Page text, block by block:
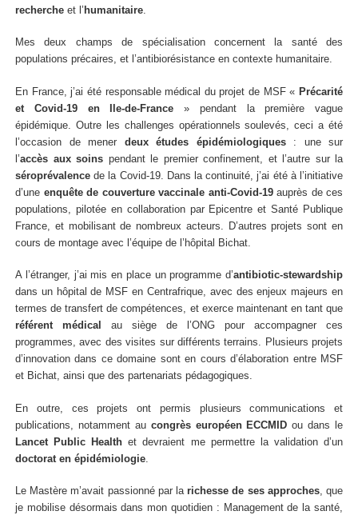
recherche et l’humanitaire
Mes deux champs de spécialisation concernent la santé des
populations précaires, et l’antibiorésistance en contexte humanitaire.
En France, j’ai été responsable médical du projet de MSF « Précarité
et Covid-19 en Ile-de-France » pendant la première vague
épidémique. Outre les challenges opérationnels soulevés, ceci a été
l’occasion de mener deux études épidémiologiques: une sur
l’accès aux soins pendant le premier confinement, et l’autre sur la
séroprévalencede la Covid-19. Dans la continuité, j’ai été à l’initiative
d’une enquête de couverture vaccinale anti-Covid-19auprès de ces
populations, pilotée en collaboration par Epicentre et Santé Publique
France, et mobilisant de nombreux acteurs. D’autres projets sont en
cours de montage avec l’équipe de l’hôpital Bichat.
A l’étranger, j’ai mis en place un programme d’antibiotic-stewardship
dans un hôpital de MSF en Centrafrique, avec des enjeux majeurs en
termes de transfert de compétences, et exerce maintenant en tant que
référent médical
au siège de l’ONG pour accompagner ces
programmes, avec des visites sur différents terrains. Plusieurs projets
d’innovation dans ce domaine sont en cours d’élaboration entre MSF
et Bichat, ainsi que des partenariats pédagogiques.
En outre, ces projets ont permis plusieurs communications et
publications, notamment au congrès européen ECCMID ou dans le
Lancet Public Health et devraient me permettre la validation d’un
doctorat en épidémiologie
Le Mastère m’avait passionné par larichesse de ses approches, que
je mobilise désormais dans mon quotidien : Management de la santé,